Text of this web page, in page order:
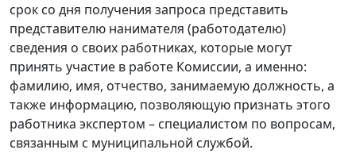
срок со дня получения запроса представить
представителю нанимателя (работодателю)
сведения о своих работниках, которые могут
принять участие в работе Комисcии, а именно:
фамилию, имя, отчество, занимаемую должность, а
также информацию, позволяющую признать этого
работника экспертом – специалистом по вопросам,
связанным с муниципальной службой.